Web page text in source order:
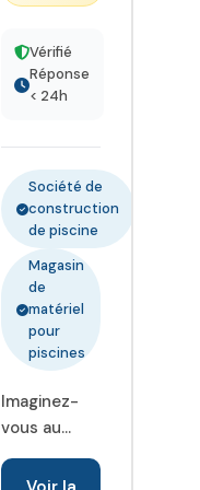
Vérifié
Réponse
< 24h
Société de
construction
de piscine
Magasin
de
matériel
pour
piscines
Imaginez-
vous au
soleil
détendu au